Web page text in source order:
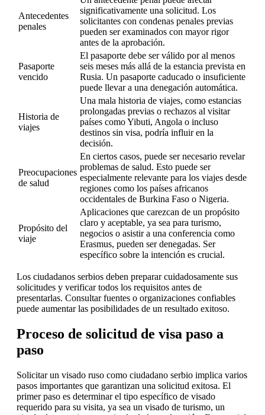
Antecedentes
penales
significativamente una solicitud. Los
solicitantes con condenas penales previas
pueden ser examinados con mayor rigor
antes de la aprobación.
Pasaporte
vencido
El pasaporte debe ser válido por al menos
seis meses más allá de la estancia prevista en
Rusia. Un pasaporte caducado o insuficiente
puede llevar a una denegación automática.
Historia de
viajes
Una mala historia de viajes, como estancias
prolongadas previas o rechazos al visitar
países como Yibuti, Angola o incluso
destinos sin visa, podría influir en la
decisión.
Preocupaciones
de salud
En ciertos casos, puede ser necesario revelar
problemas de salud. Esto puede ser
especialmente relevante para los viajes desde
regiones como los países africanos
occidentales de Burkina Faso o Nigeria.
Propósito del
viaje
Aplicaciones que carezcan de un propósito
claro y aceptable, ya sea para turismo,
negocios o asistir a una conferencia como
Erasmus, pueden ser denegadas. Ser
específico sobre la intención es crucial.
Los ciudadanos serbios deben preparar cuidadosamente sus
solicitudes y verificar todos los requisitos antes de
presentarlas. Consultar fuentes o organizaciones confiables
puede aumentar las posibilidades de un resultado exitoso.
Proceso de solicitud de visa paso a
paso
Solicitar un visado ruso como ciudadano serbio implica varios
pasos importantes que garantizan una solicitud exitosa. El
primer paso es determinar el tipo específico de visado
requerido para su visita, ya sea un visado de turismo, un